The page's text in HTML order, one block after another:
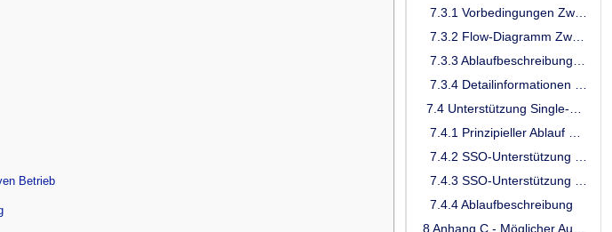
7.4.4 Ablaufbeschreibung
Betrieb